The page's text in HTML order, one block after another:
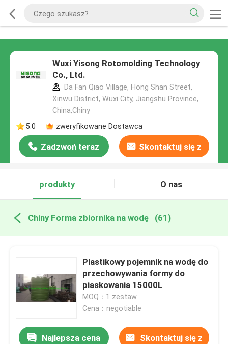
Wuxi Yisong Rotomolding Technology
Co., Ltd.
Da Fan Qiao Village, Hong Shan Street,
Xinwu District, Wuxi City, Jiangshu Province,
China,Chiny
5.0
zweryfikowane Dostawca
Zadzwoń teraz Skontaktuj się z
produkty
O nas
Chiny Forma zbiornika na wodę (61)
Plastikowy pojemnik na wodę do
przechowywania formy do
piaskowania 15000L
MOQ：1 zestaw
Cena：negotiable
Najlepsza cena Skontaktuj się z